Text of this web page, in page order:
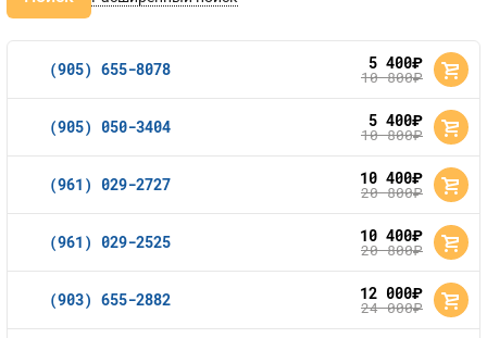
(905) 655-8078 5 400руб.
10 800руб.
(905) 050-3404 5 400руб.
10 800руб.
(961) 029-2727 10 400руб.
20 800руб.
(961) 029-2525 10 400руб.
20 800руб.
(903) 655-2882 12 000руб.
24 000руб.